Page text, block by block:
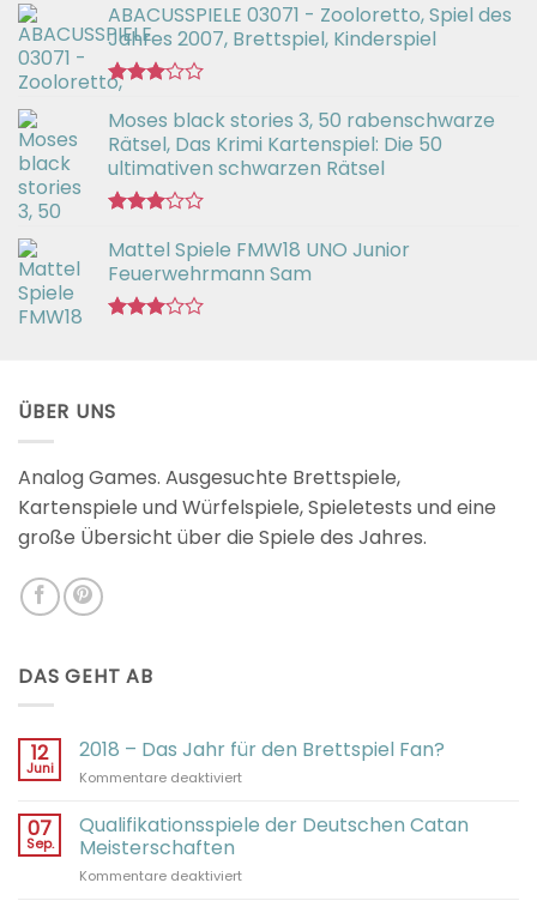
ABACUSSPIELE 03071 - Zooloretto, Spiel des
Jahres 2007, Brettspiel, Kinderspiel
mit
3.02
von 5
Moses black stories 3, 50 rabenschwarze
Rätsel, Das Krimi Kartenspiel: Die 50
ultimativen schwarzen Rätsel
mit
3.00
von 5
Mattel Spiele FMW18 UNO Junior
Feuerwehrmann Sam
ÜBER UNS
Analog Games. Ausgesuchte Brettspiele,
Kartenspiele und Würfelspiele, Spieletests und eine
große Übersicht über die Spiele des Jahres.
DAS GEHT AB
12
Juni
2018 – Das Jahr für den Brettspiel Fan?
Kommentare deaktiviertfür
–
Das
für
07
Sep.
Qualifikationsspiele der Deutschen Catan
Meisterschaften
Kommentare deaktiviertfür